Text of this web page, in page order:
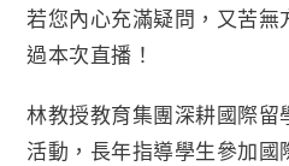
若您內心充滿疑問，又苦
過本次直播！
林教授教育集團深耕國際
活動，長年指導學生參加